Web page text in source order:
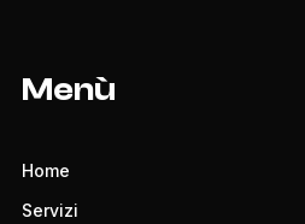
Menù
Home
Servizi